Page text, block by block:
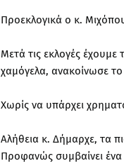
Προεκλογικά ο κ.
Μετά τις εκλογές
χαμόγελα, ανακοίνωσε
Χωρίς να υπάρχει
Αλήθεια κ. Δήμαρχε, τα
Προφανώς συμβαίνει